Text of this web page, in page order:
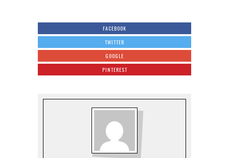
FACEBOOK
TWITTER
GOOGLE
PINTEREST